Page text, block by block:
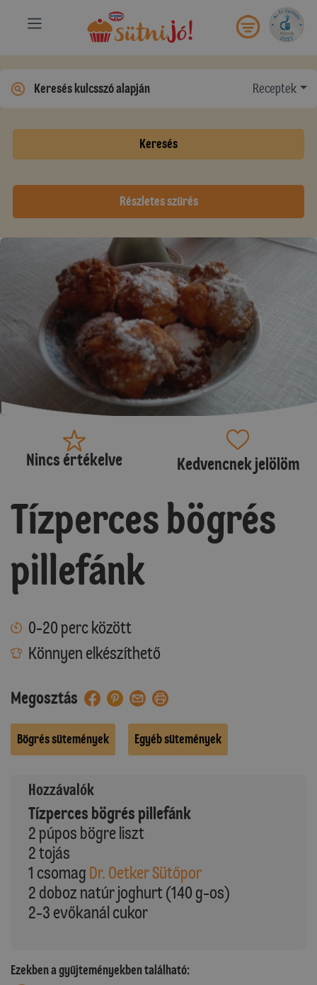
Receptek
Keresés
Részletes szűrés
Nincs értékelve Kedvencnek jelölöm
Tízperces bögrés
pillefánk
0-20 perc között
Könnyen elkészíthető
Megosztás
Bögrés sütemények Egyéb sütemények
Hozzávalók
Tízperces bögrés pillefánk
2 púpos bögre liszt
2 tojás
1 csomag Dr. Oetker Sütőpor
2 doboz natúr joghurt (140 g-os)
2-3 evőkanál cukor
Ezekben a gyűjteményekben található: